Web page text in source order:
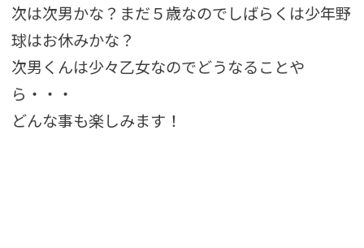
次は次男かな？まだ５歳なのでしばらくは少年野
球はお休みかな？
次男くんは少々乙女なのでどうなることや
ら・・・
どんな事も楽しみます！